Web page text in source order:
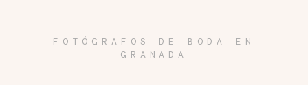
FOTÓGRAFOS DE BODA EN
GRANADA